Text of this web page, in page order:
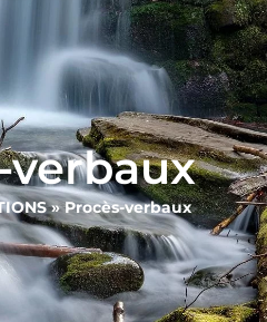
verbaux
»Procès-verbaux